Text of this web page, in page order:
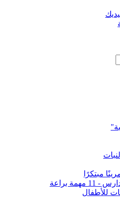
براعة
للأطفال